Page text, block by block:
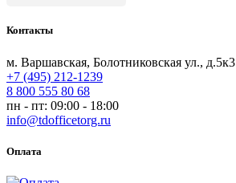
Контакты
м. Варшавская, Болотниковская ул., д.5к3
+7 (495) 212-1239
8 800 555 80 68
пн - пт: 09:00 - 18:00
info@tdofficetorg.ru
Оплата